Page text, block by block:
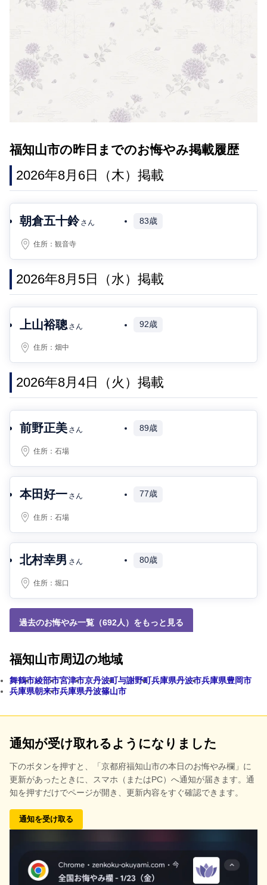
福知山市の昨日までのお悔やみ掲載履歴
2026年8月6日（木）掲載
朝倉五十鈴 さん 83歳
住所：観音寺
2026年8月5日（水）掲載
上山裕聰 さん 92歳
住所：畑中
2026年8月4日（火）掲載
前野正美 さん 89歳
住所：石場
本田好一 さん 77歳
住所：石場
北村幸男 さん 80歳
住所：堀口
過去のお悔やみ一覧（692人）をもっと見る
福知山市周辺の地域
舞鶴市綾部市宮津市京丹波町与謝野町兵庫県丹波市兵庫県豊岡市
兵庫県朝来市兵庫県丹波篠山市
通知が受け取れるようになりました
下のボタンを押すと、
「京都府福知山市の本日のお悔やみ欄」に
更新があったときに、スマホ（またはPC）へ通知が届きます。通
知を押すだけでページが開き、更新内容をすぐ確認できます。
通知を受け取る